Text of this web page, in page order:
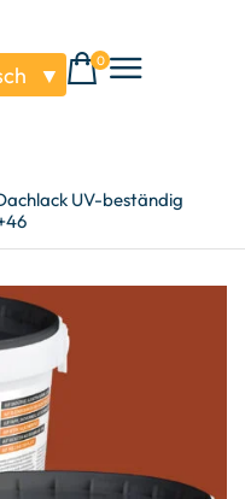
▼
0
UV-beständig